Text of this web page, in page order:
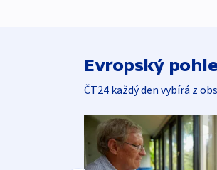
Evropský
ČT24 každý den vybírá z